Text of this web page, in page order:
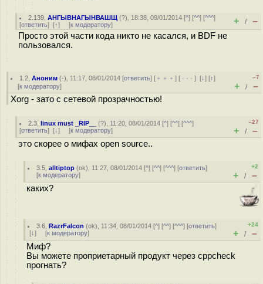
2.139 ,АНГЫВНАГЫНВАШЩ (?), 18:38, 09/01/2014 [^] [^^] [^^^]
[ответить] [↑] [к модератору] + / –
Просто этой части кода никто не касался, и BDF не
пользовался.
1.2 ,Аноним (-), 11:17, 08/01/2014 [ответить] [ ﹢﹢﹢] [ · · ·][↓] [↑]
[к модератору]
–7
+ / –
Xorg - зато с сетевой прозрачностью!
2.3 ,linux must _RIP__ (?), 11:20, 08/01/2014 [^] [^^] [^^^]
[ответить] [↓] [к модератору]
–27
+ / –
это скорее о мифах open source..
3.5 ,alltiptop (ok), 11:27, 08/01/2014 [^] [^^] [^^^] [ответить]
[к модератору]
+2
+ / –
каких?
3.6 ,RazrFalcon (ok), 11:34, 08/01/2014 [^] [^^] [^^^] [ответить]
[↓] [к модератору]
+24
+ / –
Миф?
Вы можете проприетарный продукт через cppcheck
прогнать?